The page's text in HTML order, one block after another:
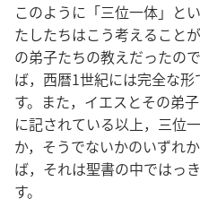
このように「三位一体」と
たしたちはこう考えること
の弟子たちの教えだったの
ば，西暦1世紀には完全な
す。また，イエスとその弟
に記されている以上，三位
か，そうでないかのいずれ
ば，それは聖書の中ではっ
す。